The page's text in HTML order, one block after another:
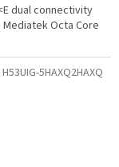
dual connectivity
Octa Core
H53UIG-5HAXQ2HAXQ